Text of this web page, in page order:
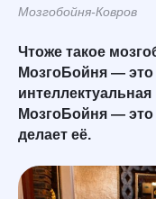
Мозгобойня-Ковров
Чтоже такое
МозгоБойня — это
интеллектуальная
МозгоБойня —
делает её.